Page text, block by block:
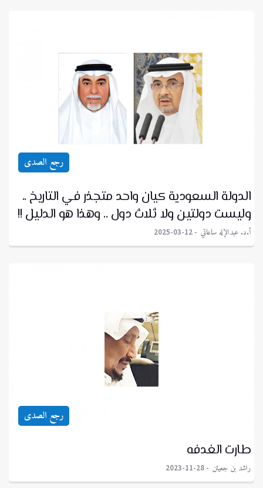
رجع الصدى
الدولة السعودية كيان واحد متجذر في التاريخ ..
وليست دولتين ولا ثلاث دول .. وهذا هو الدليل !!
أ.د. عبدالإله ساعاتي 2025-03-12
رجع الصدى
طارت الغدفه
راشد بن جعيثن 2023-11-28